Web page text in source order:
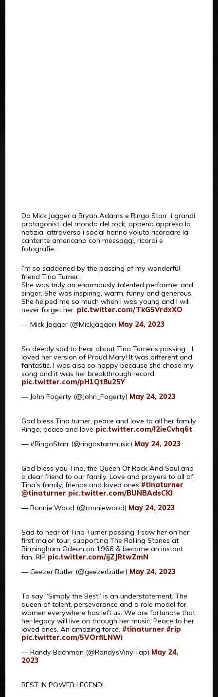
Da Mick Jagger a Bryan Adams e Ringo Starr, i grandi
protagonisti del mondo del rock, appena appresa la
notizia, attraverso i social hanno voluto ricordare la
cantante americana con messaggi, ricordi e
fotografie.
I’m so saddened by the passing of my wonderful
friend Tina Turner.
She was truly an enormously talented performer and
singer. She was inspiring, warm, funny and generous.
She helped me so much when I was young and I will
never forget her. pic.twitter.com/TkG5VrdxXO
— Mick Jagger (@MickJagger) May 24, 2023
So deeply sad to hear about Tina Turner’s passing… I
loved her version of Proud Mary! It was different and
fantastic. I was also so happy because she chose my
song and it was her breakthrough record.
pic.twitter.com/pH1Qt8u25Y
— John Fogerty (@John_Fogerty) May 24, 2023
God bless Tina turner, peace and love to all her family
Ringo, peace and love pic.twitter.com/l2ieCvhq6t
— #RingoStarr (@ringostarrmusic) May 24, 2023
God bless you Tina, the Queen Of Rock And Soul and
a dear friend to our family. Love and prayers to all of
Tina’s family, friends and loved ones #tinaturner
@tinaturner pic.twitter.com/BUNBAdsCKl
— Ronnie Wood (@ronniewood) May 24, 2023
Sad to hear of Tina Turner passing. I saw her on her
first major tour, supporting The Rolling Stones at
Birmingham Odeon on 1966 & became an instant
fan. RIP pic.twitter.com/ijZJRtwZmN
— Geezer Butler (@geezerbutler) May 24, 2023
To say “Simply the Best” is an understatement. The
queen of talent, perseverance and a role model for
women everywhere has left us. We are fortunate that
her legacy will live on through her music. Peace to her
loved ones. An amazing force. #tinaturner #rip
pic.twitter.com/5VOrfiLNWi
— Randy Bachman (@RandysVinylTap) May 24,
2023
REST IN POWER LEGEND!